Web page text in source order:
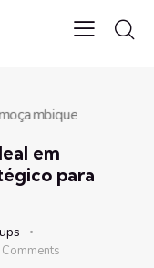
em
para
Comments